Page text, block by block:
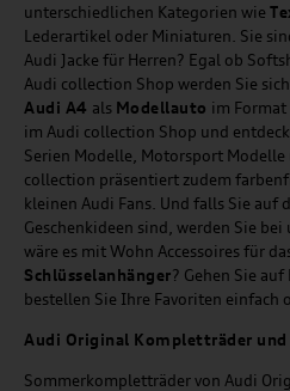
unterschiedlichen Kategorien wie
Lederartikel oder Miniaturen. Sie
Audi Jacke für Herren? Egal ob
Audi collection Shop werden Sie
Audi A4 als Modellauto im Format
im Audi collection Shop und
Serien Modelle, Motorsport Modelle
collection präsentiert zudem
kleinen Audi Fans. Und falls Sie auf
Geschenkideen sind, werden Sie
wäre es mit Wohn Accessoires für
Schlüsselanhänger? Gehen Sie
bestellen Sie Ihre Favoriten einfach
Audi Original Kompletträder und
Sommerkompletträder von Audi